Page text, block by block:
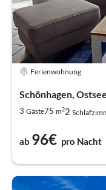
Ferienwohnung
Schönhagen,
3 Gäste75 m22
ab 96€ pro Nacht